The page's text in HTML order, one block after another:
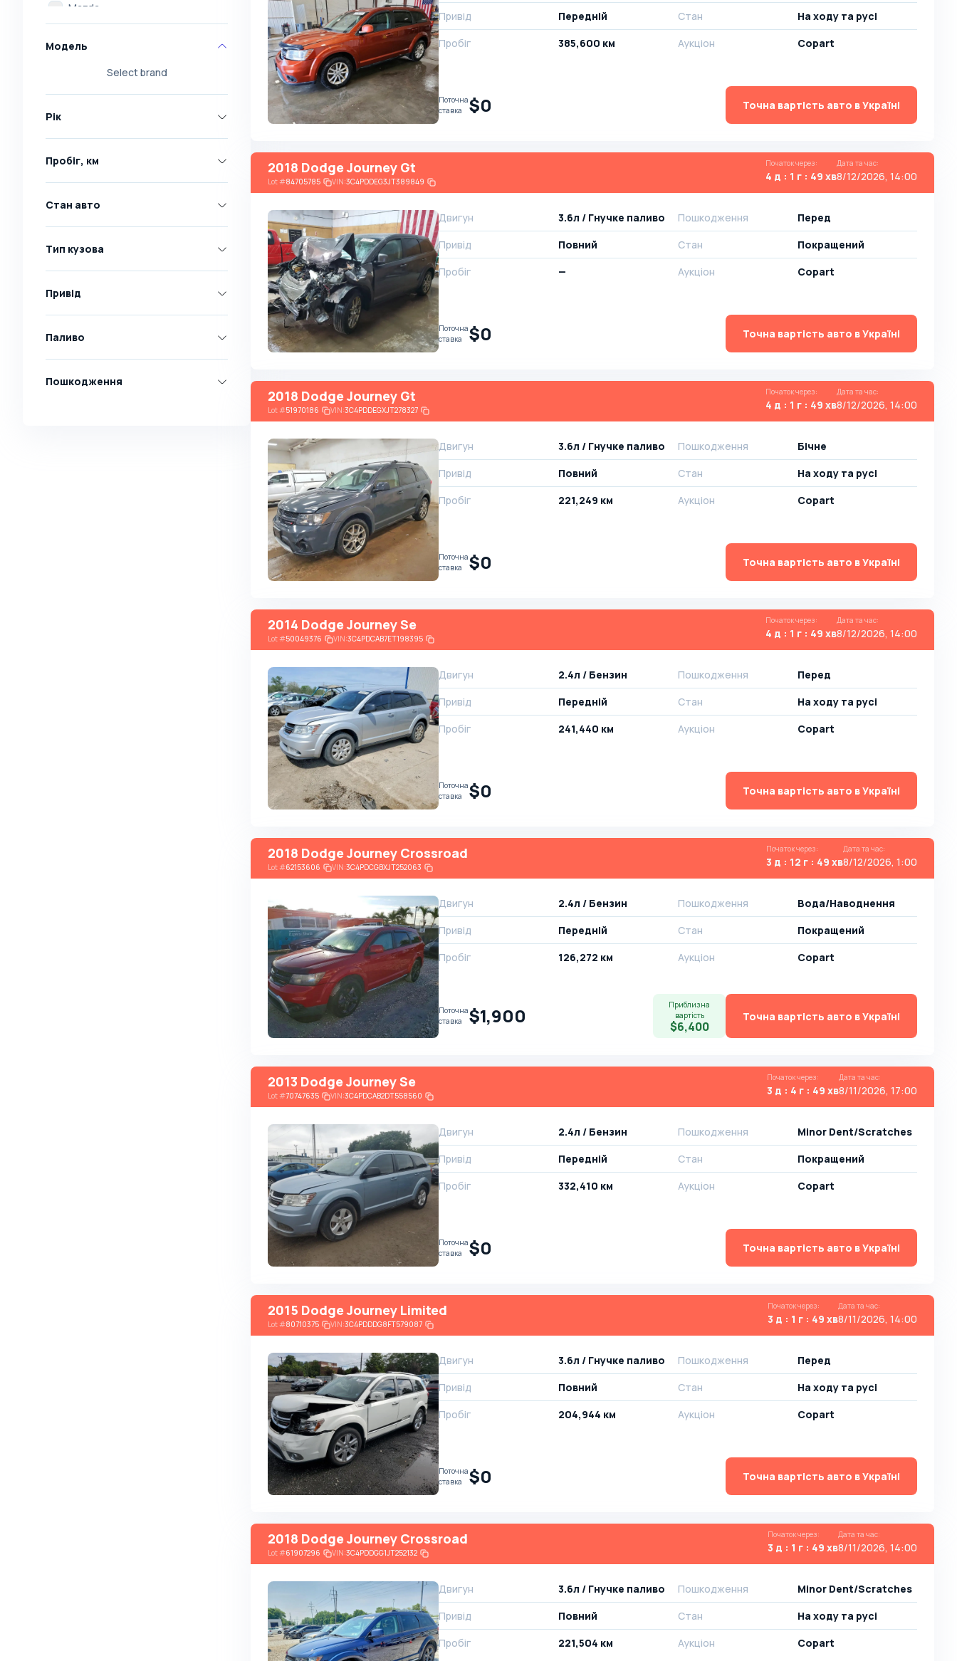
Mazda
Mitsubishi
Opel
Skoda
Volkswagen
Abarth
AC
Acura
Adler
Alfa Romeo
Модель
Select brand
Рік
Пробіг, км
Стан авто
Тип кузова
Привід
Паливо
Пошкодження
Привід
Передній
Пробіг
385,600 км
Стан
На ​​ходу та русі
Аукціон
Copart
Поточна
ставка
$0 Точна вартість авто в Україні
2018 Dodge Journey Gt
Lot#84705785 VIN:3C4PDDEG3JT389849
Початок через:
4 д : 1 г : 49 хв
Дата та час:
8/12/2026, 14:00
Двигун
3.6л / Гнучке паливо
Привід
Повний
Пробіг
—
Пошкодження
Перед
Стан
Покращений
Аукціон
Copart
Поточна
ставка
$0 Точна вартість авто в Україні
2018 Dodge Journey Gt
Lot#51970186 VIN:3C4PDDEGXJT278327
Початок через:
4 д : 1 г : 49 хв
Дата та час:
8/12/2026, 14:00
Двигун
3.6л / Гнучке паливо
Привід
Повний
Пробіг
221,249 км
Пошкодження
Бічне
Стан
На ​​ходу та русі
Аукціон
Copart
Поточна
ставка
$0 Точна вартість авто в Україні
2014 Dodge Journey Se
Lot#50049376 VIN:3C4PDCAB7ET198395
Початок через:
4 д : 1 г : 49 хв
Дата та час:
8/12/2026, 14:00
Двигун
2.4л / Бензин
Привід
Передній
Пробіг
241,440 км
Пошкодження
Перед
Стан
На ​​ходу та русі
Аукціон
Copart
Поточна
ставка
$0 Точна вартість авто в Україні
2018 Dodge Journey Crossroad
Lot#62153606 VIN:3C4PDCGBXJT252063
Початок через:
3 д : 12 г : 49 хв
Дата та час:
8/12/2026, 1:00
Двигун
2.4л / Бензин
Привід
Передній
Пробіг
126,272 км
Пошкодження
Вода/Наводнення
Стан
Покращений
Аукціон
Copart
Поточна
ставка
$1,900
Приблизна
вартість
$6,400
Точна вартість авто в Україні
2013 Dodge Journey Se
Lot#70747635 VIN:3C4PDCAB2DT558560
Початок через:
3 д : 4 г : 49 хв
Дата та час:
8/11/2026, 17:00
Двигун
2.4л / Бензин
Привід
Передній
Пробіг
332,410 км
Пошкодження
Minor Dent/Scratches
Стан
Покращений
Аукціон
Copart
Поточна
ставка
$0 Точна вартість авто в Україні
2015 Dodge Journey Limited
Lot#80710375 VIN:3C4PDDDG8FT579087
Початок через:
3 д : 1 г : 49 хв
Дата та час:
8/11/2026, 14:00
Двигун
3.6л / Гнучке паливо
Привід
Повний
Пробіг
204,944 км
Пошкодження
Перед
Стан
На ​​ходу та русі
Аукціон
Copart
Поточна
ставка
$0 Точна вартість авто в Україні
2018 Dodge Journey Crossroad
Lot#61907296 VIN:3C4PDDGG1JT252132
Початок через:
3 д : 1 г : 49 хв
Дата та час:
8/11/2026, 14:00
Двигун
3.6л / Гнучке паливо
Привід
Повний
Пробіг
221,504 км
Пошкодження
Minor Dent/Scratches
Стан
На ​​ходу та русі
Аукціон
Copart